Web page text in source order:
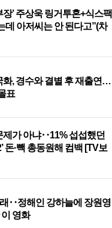
장’ 주상욱 링거투혼+식스팩
데 아저씨는 안 된다고”(차
화, 경수와 결별 후 재출연…
표
제가 아냐‥11% 섭섭했던
돈·빽 총동원해 컴백 [TV보
‥정해인 강하늘에 장원영
영화